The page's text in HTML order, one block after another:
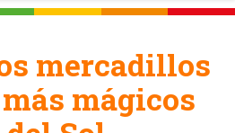
mercadillos
mágicos